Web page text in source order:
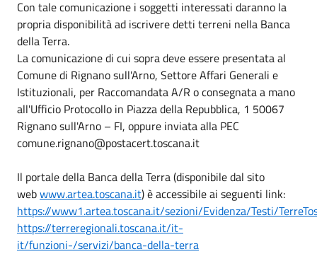
Con tale comunicazione i soggetti interessati daranno la
propria disponibilità ad iscrivere detti terreni nella Banca
della Terra.
La comunicazione di cui sopra deve essere presentata al
Comune di Rignano sull'Arno, Settore Affari Generali e
Istituzionali, per Raccomandata A/R o consegnata a mano
all'Ufficio Protocollo in Piazza della Repubblica, 1 50067
Rignano sull'Arno – FI, oppure inviata alla PEC
comune.rignano@postacert.toscana.it
Il portale della Banca della Terra (disponibile dal sito
webwww.artea.toscana.it) è accessibile ai seguenti link:
https://www1.artea.toscana.it/sezioni/Evidenza/Testi/
https://terreregionali.toscana.it/it-
it/funzioni-/servizi/banca-della-terra